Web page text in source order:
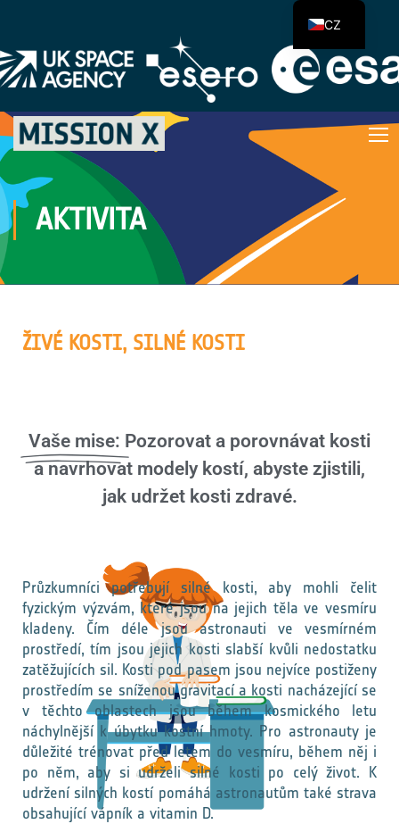
AKTIVITA
ŽIVÉ KOSTI, SILNÉ KOSTI
Vaše mise: Pozorovat a porovnávat kosti
a navrhovat modely kostí, abyste zjistili,
jak udržet kosti zdravé.
Průzkumníci potřebují silné kosti, aby mohli čelit
fyzickým výzvám, které jsou na jejich těla ve vesmíru
kladeny. Čím déle jsou astronauti ve vesmírném
prostředí, tím jsou jejich kosti slabší kvůli nedostatku
zatěžujících sil. Kosti pod pasem jsou nejvíce postiženy
prostředím se sníženou gravitací a kosti nacházející se
v těchto oblastech jsou během kosmického letu
náchylnější k úbytku kostní hmoty. Pro astronauty je
důležité trénovat před letem do vesmíru, během něj i
po něm, aby si udrželi silné kosti po celý život. K
udržení silných kostí pomáhá astronautům také strava
obsahující vápník a vitamin D.
CZ